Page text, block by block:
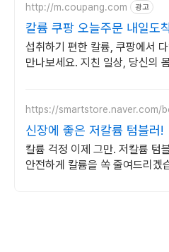
http://m.coupang.com 광고
칼륨 쿠팡 오늘주문 내일도
섭취하기 편한 칼륨, 쿠팡에서
만나보세요. 지친 일상, 당신의
https://smartstore.naver.com/
신장에 좋은 저칼륨 텀블러!
칼륨 걱정 이제 그만. 저칼륨 텀
안전하게 칼륨을 쏙 줄여드리겠